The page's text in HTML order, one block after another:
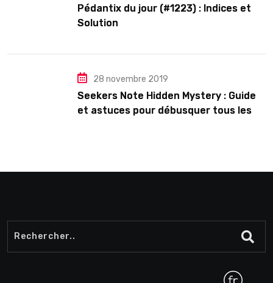
Pédantix du jour (#1223) : Indices et
Solution
28 novembre 2019
Seekers Note Hidden Mystery : Guide
et astuces pour débusquer tous les